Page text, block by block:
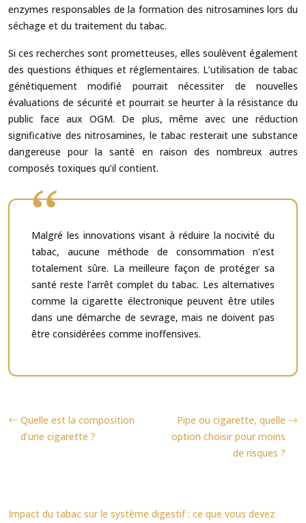
enzymes responsables de la formation des nitrosamines lors du
séchage et du traitement du tabac.
Si ces recherches sont prometteuses, elles soulèvent également
des questions éthiques et réglementaires. L’utilisation de tabac
génétiquement modifié pourrait nécessiter de nouvelles
évaluations de sécurité et pourrait se heurter à la résistance du
public face aux OGM. De plus, même avec une réduction
significative des nitrosamines, le tabac resterait une substance
dangereuse pour la santé en raison des nombreux autres
composés toxiques qu’il contient.
Malgré les innovations visant à réduire la nocivité du
tabac, aucune méthode de consommation n’est
totalement sûre. La meilleure façon de protéger sa
santé reste l’arrêt complet du tabac. Les alternatives
comme la cigarette électronique peuvent être utiles
dans une démarche de sevrage, mais ne doivent pas
être considérées comme inoffensives.
Quelle est la composition
d’une cigarette ?
Pipe ou cigarette, quelle
option choisir pour moins
de risques ?
Impact du tabac sur le système digestif : ce que vous devez